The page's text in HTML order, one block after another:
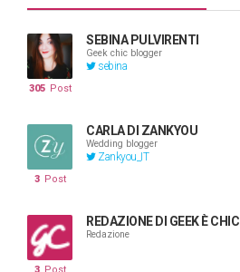
SEBINA PULVIRENTI
Geek chic blogger
sebina
305 Post
CARLA DI ZANKYOU
Wedding blogger
Zankyou_IT
3 Post
REDAZIONE DI GEEK È CHIC
Redazione